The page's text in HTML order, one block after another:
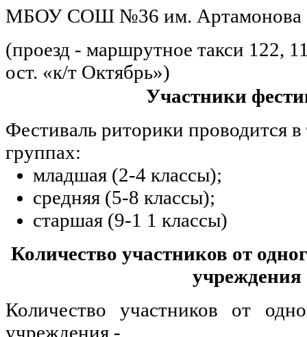
МБОУ СОШ №36 им. Артамонова
(проезд - маршрутное такси 122,
ост. «к/т Октябрь»)
Участники
Фестиваль риторики проводится в
группах:
младшая (2-4 классы);
средняя (5-8 классы);
старшая (9-1 1 классы)
Количество участников от
учреждения
Количество участников от
учреждения -